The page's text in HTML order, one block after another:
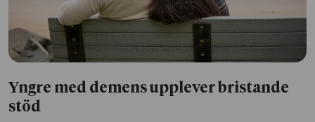
Yngre med demens upplever bristande
stöd